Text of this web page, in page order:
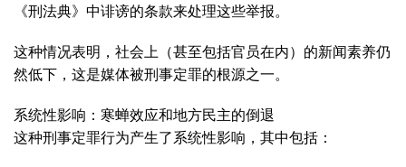
《刑法典》中诽谤的条款来处理这些举报。
这种情况表明，社会上（甚至包括官员在内）的新闻素养仍
然低下，这是媒体被刑事定罪的根源之一。
系统性影响：寒蝉效应和地方民主的倒退
这种刑事定罪行为产生了系统性影响，其中包括：